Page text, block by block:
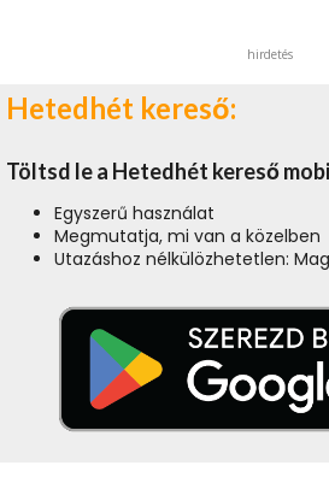
hirdetés
Hetedhét kereső:
Töltsd le a Hetedhét kereső
Egyszerű használat
Megmutatja, mi van a közelben
Utazáshoz nélkülözhetetlen: